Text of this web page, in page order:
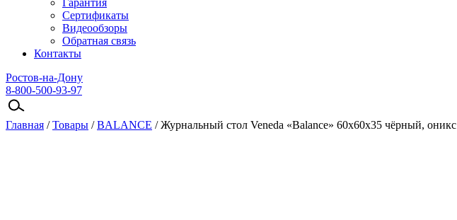
Гарантия
Сертификаты
Видеообзоры
Обратная связь
Контакты
Ростов-на-Дону
8-800-500-93-97
Главная /Товары /BALANCE /Журнальный стол Veneda «Balance» 60х60х35 чёрный, оникс